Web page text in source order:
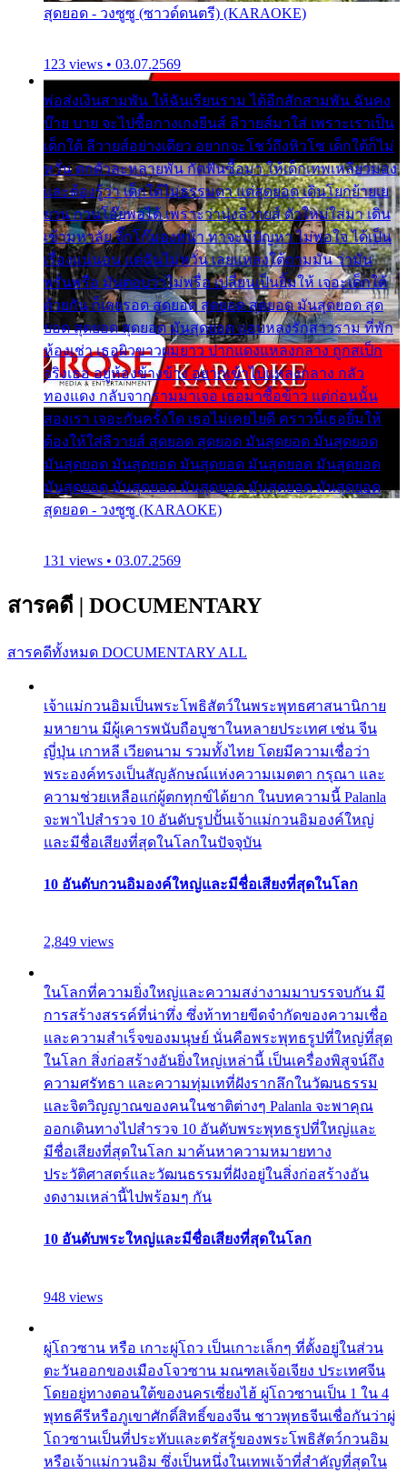
สุดยอด - วงซูซู (ซาวด์ดนตรี) (KARAOKE)
123 views • 03.07.2569
พ่อส่งเงินสามพัน ให้ฉันเรียนราม ได้อีกสักสามพัน ฉันคง
บ๊าย บาย จะไปซื้อกางเกงยีนส์ ลีวายส์มาใส่ เพราะเราเป็น
เด็กใต้ ลีวายส์อย่างเดียว อยากจะโชว์ถึงหิวโซ เด็กใต้ก็ไม่
หวั่น ตกตัวละหลายพัน กัดฟันซื้อมา ให้เด็กเทพเหลียวมอง
และต้องรู้ว่า เด็กใต้ไม่ธรรมดา แต่สุดยอด เดินโยกย้ายเย
ยวน กวนโอ๊ยพอได้ เพราะว่านุ่งลีวายส์ ตัวใหม่ใส่มา เดิน
เข้ามหาลัย จิ๊กโก๊มองหน้า ท่าจะมีปัญหา ไม่พอใจ ได้เป็น
เรื่องแน่นอน แต่ฉันไม่หวั่น เลยแหลงใต้ถามมัน ว่ามัน
พรั่นพรือ มันตอบว่าไม่พรื่อ เปลี่ยนเป็นยิ้มให้ เจอะเด็กใต้
ด้วยกัน ก็เลยรอด สุดยอด สุดยอด สุดยอด มันสุดยอด สุด
ยอด สุดยอด สุดยอด มันสุดยอด แอบหลงรักสาวราม ที่พัก
ห้องเช่า เธอผิวขาวผมยาว ปากแดงแหลงกลาง ถูกสเป็ก
จริงเธอ อยู่ห้องข้างข้าง อยากเข้าไปแหลงกลาง กลัว
ทองแดง กลับจากรามมาเจอ เธอมาซื้อข้าว แต่ก่อนนั้น
สองเรา เจอะกันครั้งใด เธอไม่เคยไยดี คราวนี้เธอยิ้มให้
ต้องให้ใส่ลีวายส์ สุดยอด สุดยอด มันสุดยอด มันสุดยอด
มันสุดยอด มันสุดยอด มันสุดยอด มันสุดยอด มันสุดยอด
มันสุดยอด มันสุดยอด มันสุดยอด มันสุดยอด มันสุดยอด
สุดยอด - วงซูซู (KARAOKE)
131 views • 03.07.2569
สารคดี | DOCUMENTARY
สารคดีทั้งหมด DOCUMENTARY ALL
เจ้าแม่กวนอิมเป็นพระโพธิสัตว์ในพระพุทธศาสนานิกาย
มหายาน มีผู้เคารพนับถือบูชาในหลายประเทศ เช่น จีน
ญี่ปุ่น เกาหลี เวียดนาม รวมทั้งไทย โดยมีความเชื่อว่า
พระองค์ทรงเป็นสัญลักษณ์แห่งความเมตตา กรุณา และ
ความช่วยเหลือแก่ผู้ตกทุกข์ได้ยาก ในบทความนี้ Palanla
จะพาไปสำรวจ 10 อันดับรูปปั้นเจ้าแม่กวนอิมองค์ใหญ่
และมีชื่อเสียงที่สุดในโลกในปัจจุบัน
10 อันดับกวนอิมองค์ใหญ่และมีชื่อเสียงที่สุดในโลก
2,849 views
ในโลกที่ความยิ่งใหญ่และความสง่างามมาบรรจบกัน มี
การสร้างสรรค์ที่น่าทึ่ง ซึ่งท้าทายขีดจำกัดของความเชื่อ
และความสำเร็จของมนุษย์ นั่นคือพระพุทธรูปที่ใหญ่ที่สุด
ในโลก สิ่งก่อสร้างอันยิ่งใหญ่เหล่านี้ เป็นเครื่องพิสูจน์ถึง
ความศรัทธา และความทุ่มเทที่ฝังรากลึกในวัฒนธรรม
และจิตวิญญาณของคนในชาติต่างๆ Palanla จะพาคุณ
ออกเดินทางไปสำรวจ 10 อันดับพระพุทธรูปที่ใหญ่และ
มีชื่อเสียงที่สุดในโลก มาค้นหาความหมายทาง
ประวัติศาสตร์และวัฒนธรรมที่ฝังอยู่ในสิ่งก่อสร้างอัน
งดงามเหล่านี้ไปพร้อมๆ กัน
10 อันดับพระใหญ่และมีชื่อเสียงที่สุดในโลก
948 views
ผู่โถวซาน หรือ เกาะผู่โถว เป็นเกาะเล็กๆ ที่ตั้งอยู่ในส่วน
ตะวันออกของเมืองโจวซาน มณฑลเจ้อเจียง ประเทศจีน
โดยอยู่ทางตอนใต้ของนครเซี่ยงไฮ้ ผู่โถวซานเป็น 1 ใน 4
พุทธคีรีหรือภูเขาศักดิ์สิทธิ์ของจีน ชาวพุทธจีนเชื่อกันว่าผู่
โถวซานเป็นที่ประทับและตรัสรู้ของพระโพธิสัตว์กวนอิม
หรือเจ้าแม่กวนอิม ซึ่งเป็นหนึ่งในเทพเจ้าที่สำคัญที่สุดใน